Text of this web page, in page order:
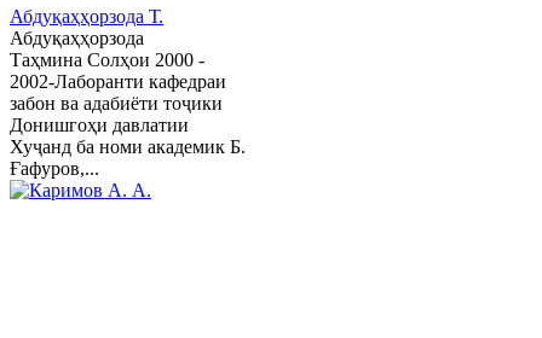
Абдуқаҳҳорзода Т.
Абдуқаҳҳорзода
Таҳмина Солҳои 2000 -
2002-Лаборанти кафедраи
забон ва адабиёти тоҷики
Донишгоҳи давлатии
Хуҷанд ба номи академик Б.
Ғафуров,...